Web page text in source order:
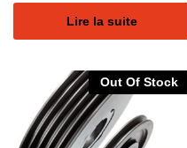
Lire la suite
Out Of Stock